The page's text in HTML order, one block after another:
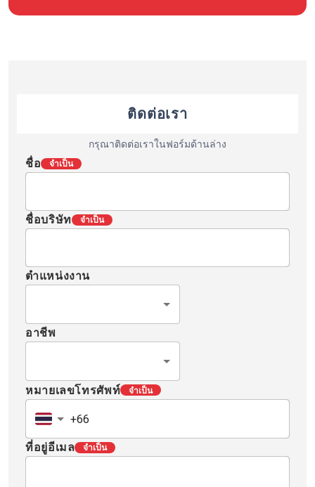
ติดต่อเรา
กรุณาติดต่อเราในฟอร์มด้านล่าง
ชื่อ จำเป็น
ชื่อบริษัท จำเป็น
ตำแหน่งงาน
อาชีพ
หมายเลขโทรศัพท์ จำเป็น
ที่อยู่อีเมล จำเป็น